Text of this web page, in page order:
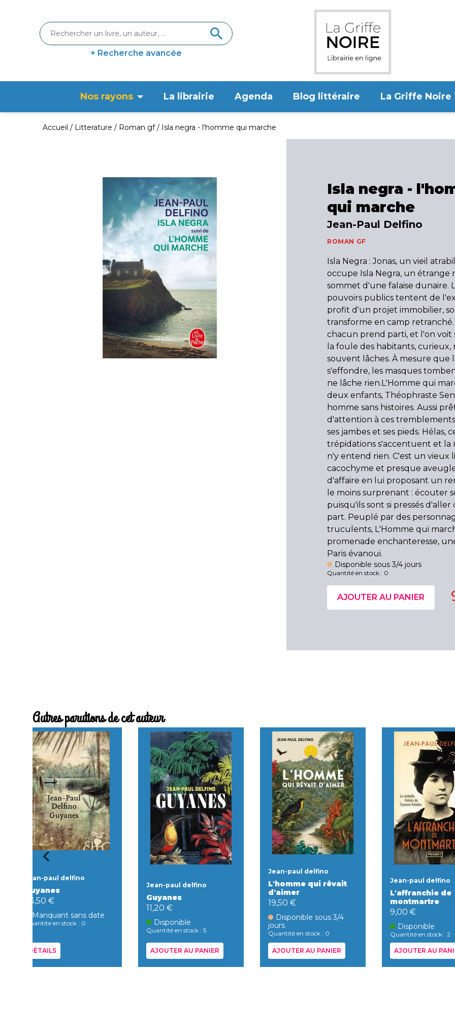
+ Recherche avancée
Nos rayons La librairie Agenda Blog littéraire La Griffe Noire
Accueil Litterature Roman gf Isla negra - l'homme qui marche
Isla negra -
qui marche
Jean-Paul Delfino
ROMAN GF
Isla Negra : Jonas, un vieil
occupe Isla Negra, un étrange
sommet d'une falaise dunaire.
pouvoirs publics tentent de
profit d'un projet immobilier,
transforme en camp retranché.
chacun prend parti, et l'on voit
la foule des habitants, curieux,
souvent lâches. À mesure que
s'effondre, les masques
ne lâche rien.L'Homme qui
deux enfants, Théophraste
homme sans histoires. Aussi
d'attention à ces
ses jambes et ses pieds. Hélas,
trépidations s'accentuent et la
n'y entend rien. C'est un vieux
cacochyme et presque
d'affaire en lui proposant un
le moins surprenant : écouter
puisqu'ils sont si pressés
part. Peuplé par des
truculents, L'Homme qui
promenade enchanteresse,
Paris évanoui.
Disponible sous 3/4 jours
Quantité en stock : 0
AJOUTER AU PANIER
Autres parutions de cet auteur
Jean-paul delfino
Guyanes
23,50 €
Manquant sans date
Quantité en stock : 0
DÉTAILS
Jean-paul delfino
Guyanes
11,20 €
Disponible
Quantité en stock : 5
AJOUTER AU PANIER
Jean-paul delfino
L'homme qui rêvait
d'aimer
19,50 €
Disponible sous 3/4
jours
Quantité en stock : 0
AJOUTER AU PANIER
Jean-paul delfino
L'affranchie de
montmartre
9,00 €
Disponible
Quantité en stock : 2
AJOUTER AU